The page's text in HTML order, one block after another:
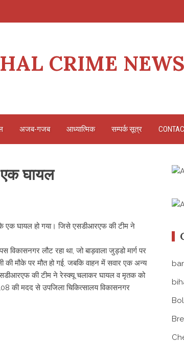
CRIME NEWS
अजब-गजब आध्यात्मिक सम्पर्क सूत्र
एक घायल
एक घायल हो गया। जिसे एसडीआरएफ की टीम ने
लौट रहा था, जो बाड़वाला जुड्डो मार्ग पर
की मौके पर मौत हो गई, जबकि वाहन में सवार एक अन्य
की टीम ने रेस्क्यू चलाकर घायल व मृतक को
की मदद से उपजिला चिकित्सालय विकासनगर